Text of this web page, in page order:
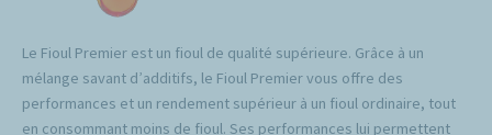
Le Fioul Premier est un fioul de qualité supérieure. Grâce à un
mélange savant d’additifs, le Fioul Premier vous offre des
performances et un rendement supérieur à un fioul ordinaire, tout
en consommant moins de fioul. Ses performances lui permettent